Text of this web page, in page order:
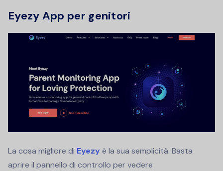
Eyezy App per genitori
La cosa migliore di Eyezy è la sua semplicità. Basta
aprire il pannello di controllo per vedere